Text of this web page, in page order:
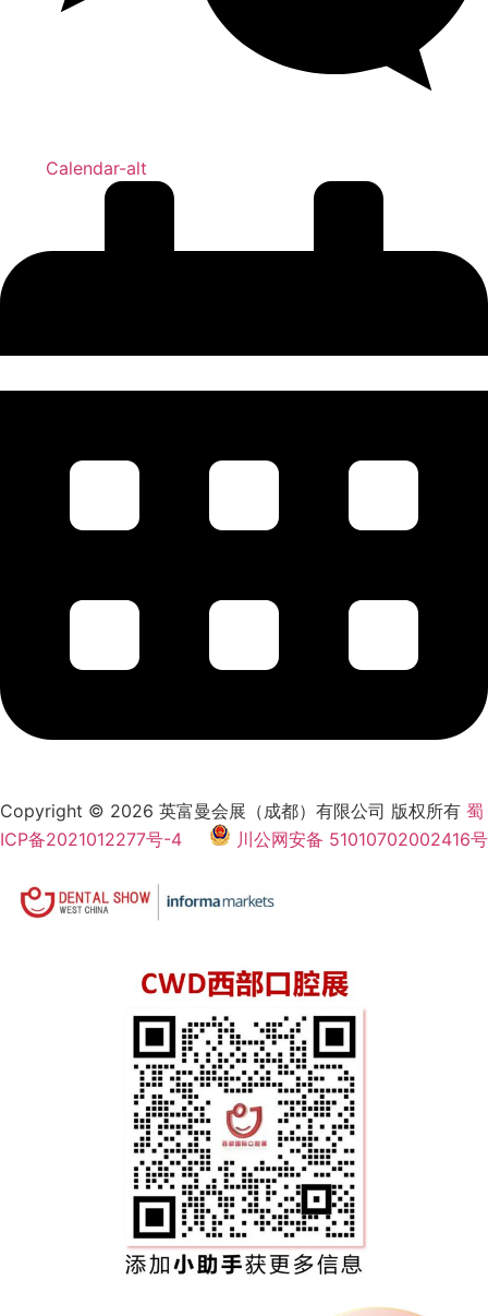
Calendar-alt
Copyright © 2026 英富曼会展（成都）有限公司 版权所有 蜀
ICP备2021012277号-4
川公网安备 51010702002416号